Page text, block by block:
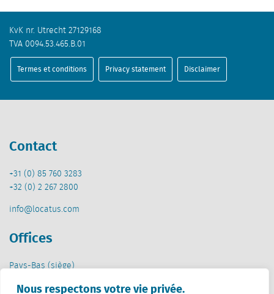
Nous respectons votre vie privée.
KvK nr. Utrecht 27129168
TVA 0094.53.465.B.01
Termes et conditions Privacy statement Disclaimer
Contact
+31 (0) 85 760 3283
+32 (0) 2 267 2800
info@locatus.com
Offices
Pays-Bas (siège)